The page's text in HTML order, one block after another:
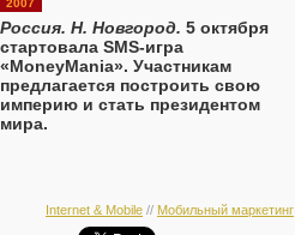
2007
Россия. Н. Новгород. 5 октября
стартовала SMS-игра
«MoneyMania». Участникам
предлагается построить свою
империю и стать президентом
мира.
Internet & Mobile // Мобильный маркетинг